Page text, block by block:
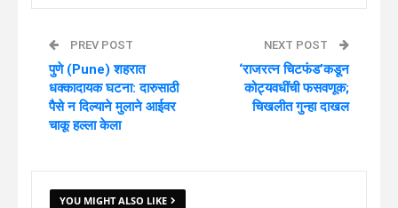
PREV POST
पुणे (Pune) शहरात
धक्कादायक घटना: दारुसाठी
पैसे न दिल्याने मुलाने आईवर
चाकू हल्ला केला
NEXT POST
‘राजरत्न चिटफंड’कडून
कोट्यवधींची फसवणूक;
चिखलीत गुन्हा दाखल
YOU MIGHT ALSO LIKE